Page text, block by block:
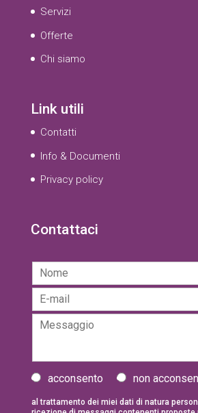
Servizi
Offerte
Chi siamo
Link utili
Contatti
Info & Documenti
Privacy policy
Contattaci
m
e
m
l
*
M
s
a
g
I
f
acconsento non
al trattamento dei miei dati di natura